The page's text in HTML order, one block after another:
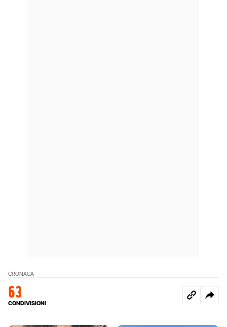
CRONACA
63
CONDIVISIONI